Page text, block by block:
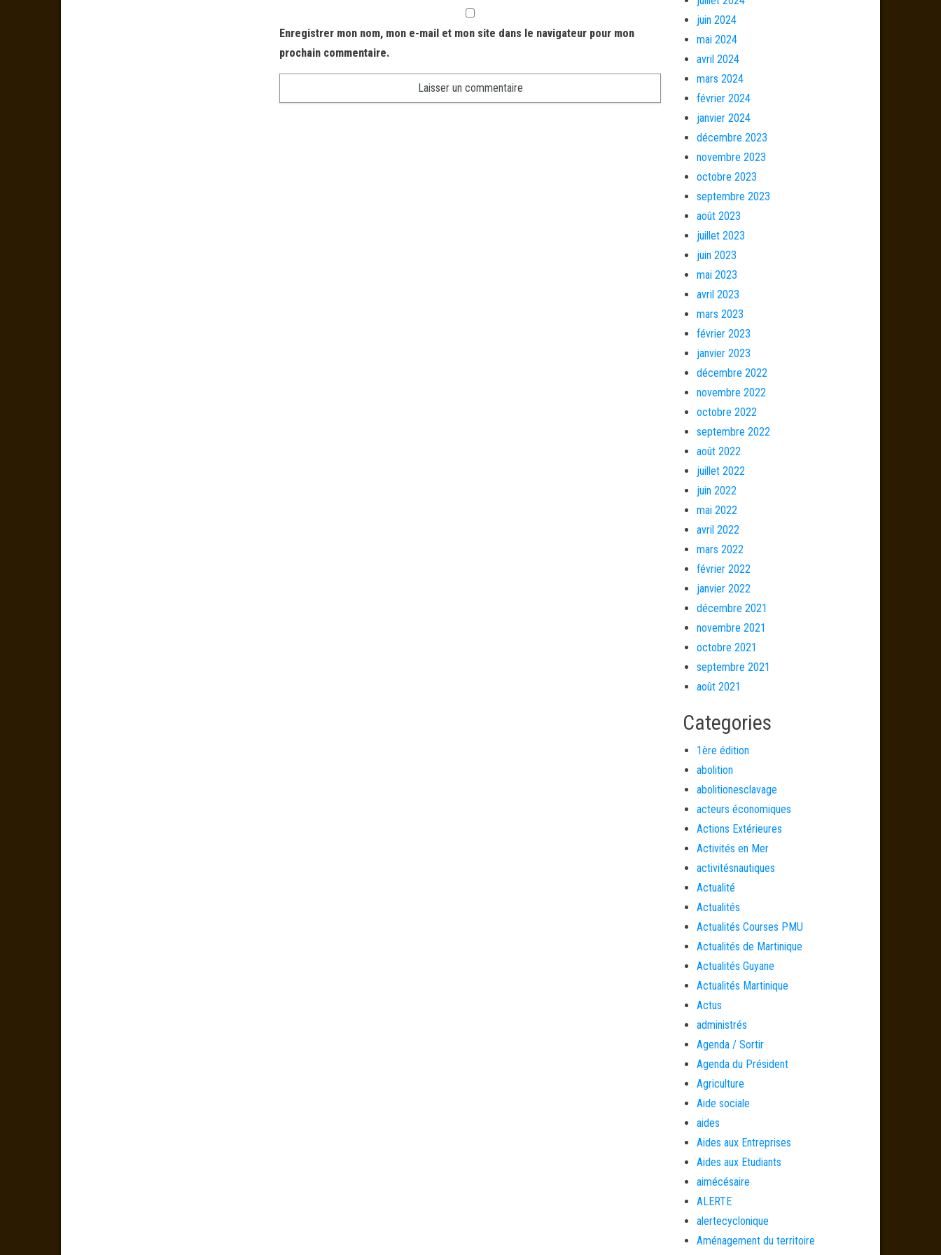
Enregistrer mon nom, mon e-mail et mon site dans le navigateur pour mon
prochain commentaire.
juin 2024
mai 2024
avril 2024
mars 2024
février 2024
janvier 2024
décembre 2023
novembre 2023
octobre 2023
septembre 2023
août 2023
juillet 2023
juin 2023
mai 2023
avril 2023
mars 2023
février 2023
janvier 2023
décembre 2022
novembre 2022
octobre 2022
septembre 2022
août 2022
juillet 2022
juin 2022
mai 2022
avril 2022
mars 2022
février 2022
janvier 2022
décembre 2021
novembre 2021
octobre 2021
septembre 2021
août 2021
Categories
1ère édition
abolition
abolitionesclavage
acteurs économiques
Actions Extérieures
Activités en Mer
activitésnautiques
Actualité
Actualités
Actualités Courses PMU
Actualités de Martinique
Actualités Guyane
Actualités Martinique
Actus
administrés
Agenda / Sortir
Agenda du Président
Agriculture
Aide sociale
aides
Aides aux Entreprises
Aides aux Etudiants
aimécésaire
ALERTE
alertecyclonique
Aménagement du territoire